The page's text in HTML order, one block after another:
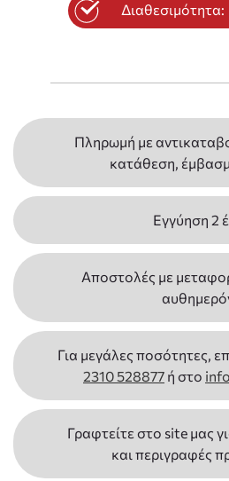
Διαθεσιμότητα:
Πληρωμή με
κατάθεση,
Εγγύηση 2
Αποστολές με
Για μεγάλες ποσότητες,
2310 528877 ή στο
Γραφτείτε στο site μας
και περιγραφές